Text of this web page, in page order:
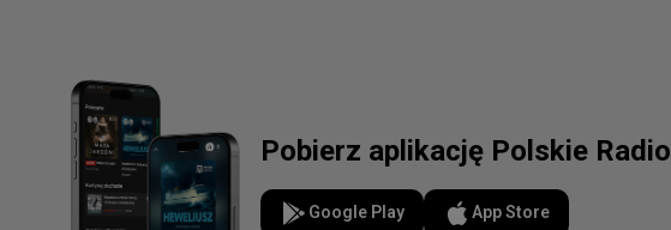
Pobierz aplikację Polskie Radio
Google Play App Store